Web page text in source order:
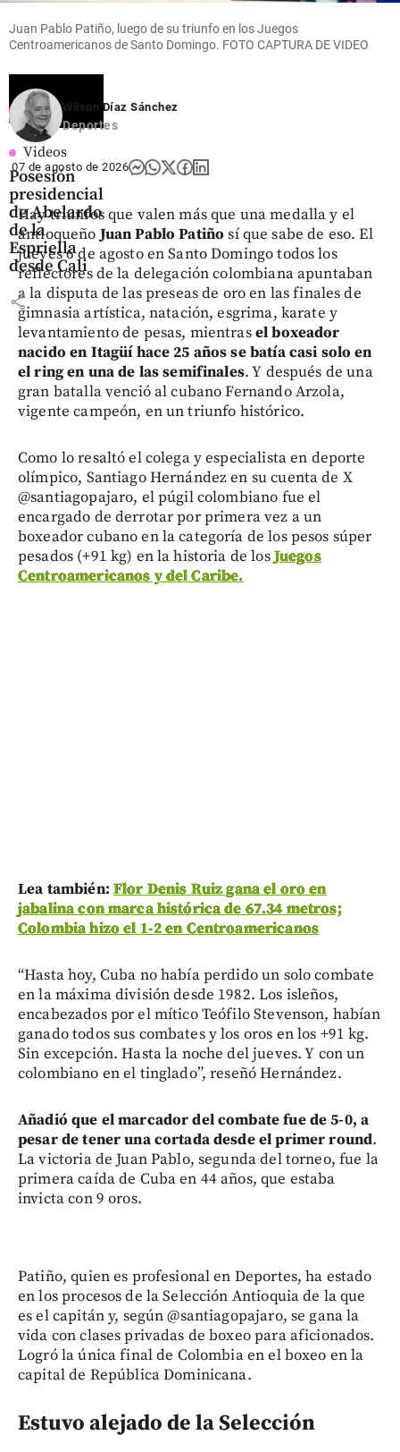
Videos
Posesión
presidencial
de Abelardo
de la
Espriella
desde Cali
share
Juan Pablo Patiño, luego de su triunfo en los Juegos
Centroamericanos de Santo Domingo. FOTO CAPTURA DE VIDEO
Wilson Díaz Sánchez
Deportes
07 de agosto de 2026
Hay triunfos que valen más que una medalla y el
antioqueñoJuan Pablo Patiño sí que sabe de eso. El
jueves 6 de agosto en Santo Domingo todos los
reflectores de la delegación colombiana apuntaban
a la disputa de las preseas de oro en las finales de
gimnasia artística, natación, esgrima, karate y
levantamiento de pesas, mientrasel boxeador
nacido en Itagüí hace 25 años se batía casi solo en
el ring en una de las semifinales. Y después de una
gran batalla venció al cubano Fernando Arzola,
vigente campeón, en un triunfo histórico.
Como lo resaltó el colega y especialista en deporte
olímpico, Santiago Hernández en su cuenta de X
@santiagopajaro, el púgil colombiano fue el
encargado de derrotar por primera vez a un
boxeador cubano en la categoría de los pesos súper
pesados (+91 kg) en la historia de losJuegos
Centroamericanos y del Caribe.
Lea también: Flor Denis Ruiz gana el oro en
jabalina con marca histórica de 67.34 metros;
Colombia hizo el 1-2 en Centroamericanos
“Hasta hoy, Cuba no había perdido un solo combate
en la máxima división desde 1982. Los isleños,
encabezados por el mítico Teófilo Stevenson, habían
ganado todos sus combates y los oros en los +91 kg.
Sin excepción. Hasta la noche del jueves. Y con un
colombiano en el tinglado”, reseñó Hernández.
Añadió que el marcador del combate fue de 5-0, a
pesar de tener una cortada desde el primer round.
La victoria de Juan Pablo, segunda del torneo, fue la
primera caída de Cuba en 44 años, que estaba
invicta con 9 oros.
Patiño, quien es profesional en Deportes, ha estado
en los procesos de la Selección Antioquia de la que
es el capitán y, según @santiagopajaro, se gana la
vida con clases privadas de boxeo para aficionados.
Logró la única final de Colombia en el boxeo en la
capital de República Dominicana.
Estuvo alejado de la Selección